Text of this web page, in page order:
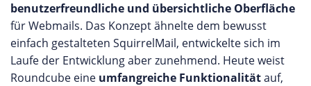
benutzerfreundliche und übersichtliche Oberfläche
für Webmails. Das Konzept ähnelte dem bewusst
einfach gestalteten SquirrelMail, entwickelte sich im
Laufe der Entwicklung aber zunehmend. Heute weist
Roundcube eine umfangreiche Funktionalitätauf,